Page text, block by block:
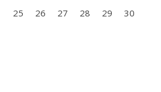
25 26 27 28 29
30